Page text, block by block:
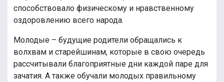
способствовало физическому и нравственному
оздоровлению всего народа.
Молодые – будущие родители обращались к
волхвам и старейшинам, которые в свою очередь
рассчитывали благоприятные дни каждой паре для
зачатия. А также обучали молодых правильному